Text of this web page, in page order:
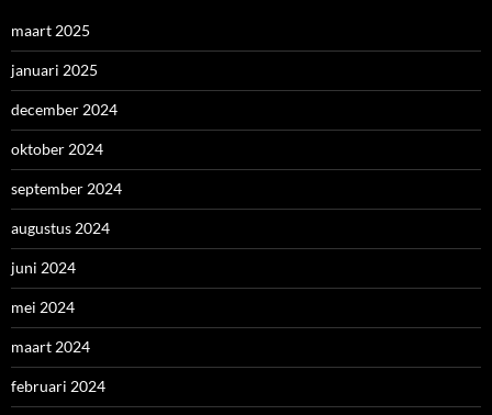
maart 2025
januari 2025
december 2024
oktober 2024
september 2024
augustus 2024
juni 2024
mei 2024
maart 2024
februari 2024